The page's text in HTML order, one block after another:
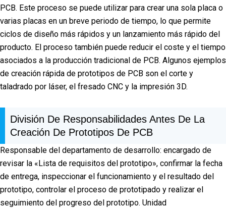
PCB. Este proceso se puede utilizar para crear una sola placa o
varias placas en un breve periodo de tiempo, lo que permite
ciclos de diseño más rápidos y un lanzamiento más rápido del
producto. El proceso también puede reducir el coste y el tiempo
asociados a la producción tradicional de PCB. Algunos ejemplos
de creación rápida de prototipos de PCB son el corte y
taladrado por láser, el fresado CNC y la impresión 3D.
División De Responsabilidades Antes De La
Creación De Prototipos De PCB
Responsable del departamento de desarrollo: encargado de
revisar la «Lista de requisitos del prototipo», confirmar la fecha
de entrega, inspeccionar el funcionamiento y el resultado del
prototipo, controlar el proceso de prototipado y realizar el
seguimiento del progreso del prototipo. Unidad